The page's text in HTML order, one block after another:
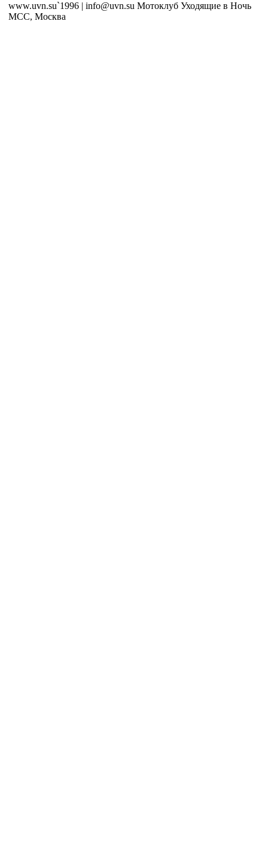
www.uvn.su`1996 | info@uvn.su Мотоклуб Уходящие в Ночь
MCC, Москва